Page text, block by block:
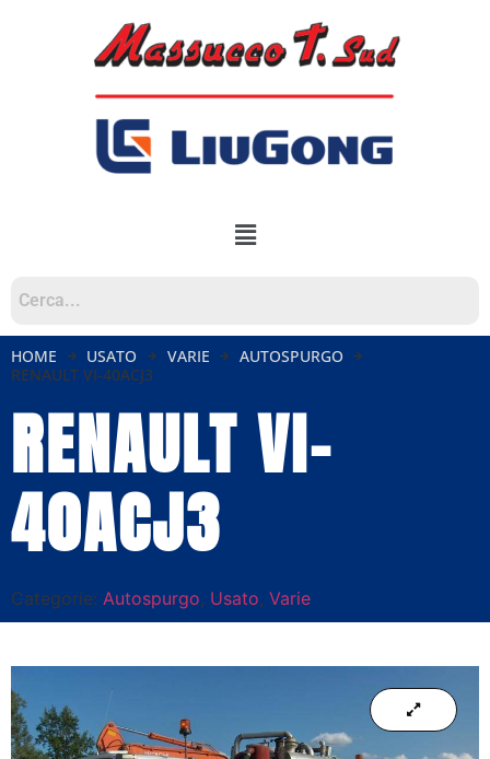
HOME USATO VARIE
AUTOSPURGO
RENAULT VI-40ACJ3
RENAULT VI-
40ACJ3
Categorie: Autospurgo, Usato, Varie